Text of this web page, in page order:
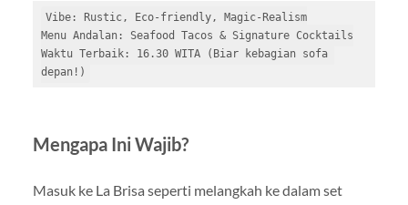
Vibe: Rustic, Eco-friendly, Magic-Realism
Menu Andalan: Seafood Tacos & Signature Cocktails
Waktu Terbaik: 16.30 WITA (Biar kebagian sofa
Mengapa Ini Wajib?
Masuk ke La Brisa seperti melangkah ke dalam set